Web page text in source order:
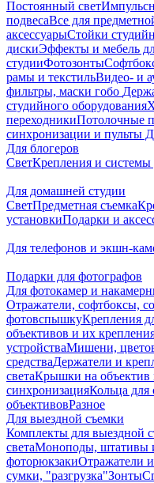
Постоянный свет
подвесаВсе для
аксессуарыСтойки
дискиЭффекты и мебель
студииФотозонты
рамы и текстильВидео- и
фильтры, маски гобо
студийного оборудования
переходникиПотолочные
синхронизации и пульты
Для блогеров
СветКрепления и системы
Для домашней студии
СветПредметная съемка
установкиПодарки и
Для телефонов и экшн-
Подарки для фотографов
Для фотокамер и
Отражатели, софтбоксы,
фотовспышкуКрепления
объективов и их
устройстваМишени,
средстваДержатели и
светаКрышки на объектив
синхронизацияКольца для
объективовРазное
Для выездной съемки
Комплекты для выездной
светаМоноподы, штативы
фоторюкзакиОтражатели
сумки, "разгрузка"Зонты